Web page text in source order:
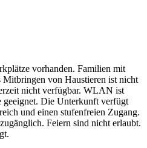
vorhanden. Familien mit
von Haustieren ist nicht
nicht verfügbar. WLAN ist
Die Unterkunft verfügt
und einen stufenfreien Zugang.
Feiern sind nicht erlaubt.